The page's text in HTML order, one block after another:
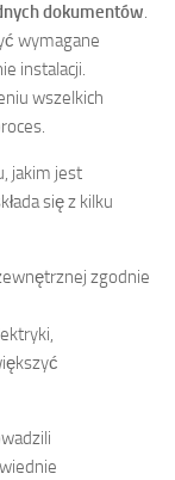
dokumentów.
wymagane
instalacji.
wszelkich
jakim jest
się z kilku
zgodnie